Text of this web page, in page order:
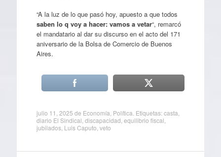
“A la luz de lo que pasó hoy, apuesto a que todos
saben lo q voy a hacer: vamos a vetar“, remarcó
el mandatario al dar su discurso en el acto del 171
aniversario de la Bolsa de Comercio de Buenos
Aires.
julio 11, 2025 de Economía Política . Etiquetas:casta
diario El Sindical discapacidad equilibrio fiscal
jubilados, Luis Caputo veto